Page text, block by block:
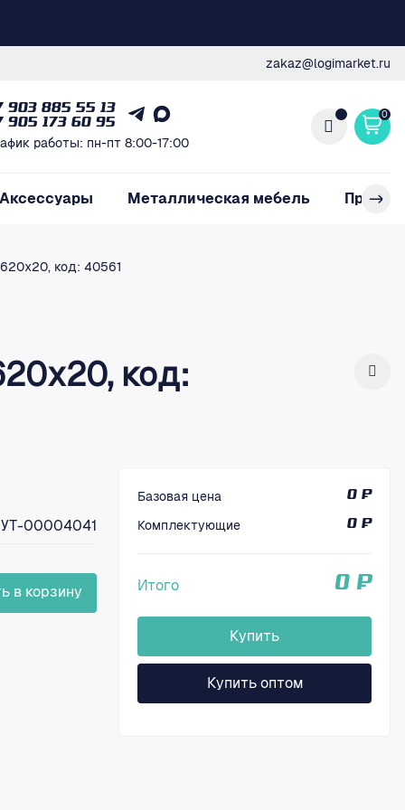
zakaz@logimarket.ru
903 885 55 13
905 173 60 95
работы: пн-пт 8:00-17:00
0
Аксессуары Металлическая мебель
код: 40561
код:
УТ-00004041
в корзину
Базовая цена
0 ₽
Комплектующие
0 ₽
Итого 0 ₽
Купить
Купить оптом